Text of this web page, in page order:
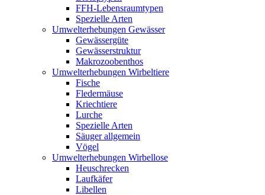
FFH-Lebensraumtypen
Spezielle Arten
Umwelterhebungen Gewässer
Gewässergüte
Gewässerstruktur
Makrozoobenthos
Umwelterhebungen Wirbeltiere
Fische
Fledermäuse
Kriechtiere
Lurche
Spezielle Arten
Säuger allgemein
Vögel
Umwelterhebungen Wirbellose
Heuschrecken
Laufkäfer
Libellen